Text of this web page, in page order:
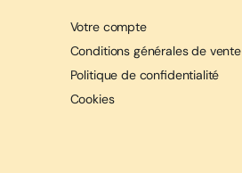
Votre compte
Conditions générales de vente
Politique de confidentialité
Cookies